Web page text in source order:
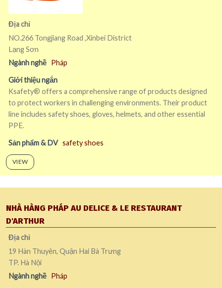
Địa chỉ
NO.266 Tongjiang Road ,Xinbei District
Lạng Sơn
Ngành nghề Pháp
Giới thiệu ngắn
Ksafety® offers a comprehensive range of products designed
to protect workers in challenging environments. Their product
line includes safety shoes, gloves, helmets, and other essential
PPE.
Sản phẩm & DV safety shoes
VIEW
NHÀ HÀNG PHÁP AU DELICE & LE RESTAURANT
D'ARTHUR
Địa chỉ
19 Hàn Thuyên, Quận Hai Bà Trưng
TP. Hà Nội
Ngành nghề Pháp